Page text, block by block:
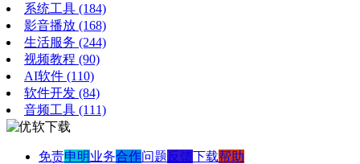
系统工具 (184)
影音播放 (168)
生活服务 (244)
视频教程 (90)
AI软件 (110)
软件开发 (84)
音频工具 (111)
免责申明业务合作问题反馈下载帮助